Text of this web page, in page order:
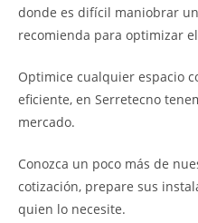
donde es difícil maniobrar
recomienda para optimizar
Optimice cualquier espacio
eficiente, en Serretecno
mercado.
Conozca un poco más de
cotización, prepare sus
quien lo necesite.